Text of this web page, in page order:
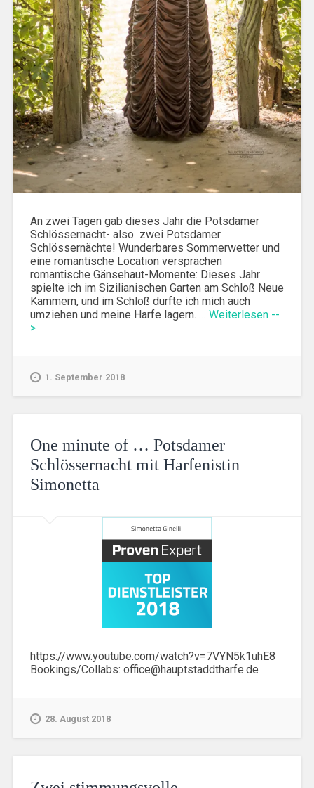
An zwei Tagen gab dieses Jahr die Potsdamer
Schlössernacht- also zwei Potsdamer
Schlössernächte! Wunderbares Sommerwetter und
eine romantische Location versprachen
romantische Gänsehaut-Momente: Dieses Jahr
spielte ich im Sizilianischen Garten am Schloß Neue
Kammern, und im Schloß durfte ich mich auch
umziehen und meine Harfe lagern. … Weiterlesen --
>
1. September 2018
One minute of … Potsdamer
Schlössernacht mit Harfenistin
Simonetta
https://www.youtube.com/watch?v=7VYN5k1uhE8
Bookings/Collabs: office@hauptstaddtharfe.de
28. August 2018